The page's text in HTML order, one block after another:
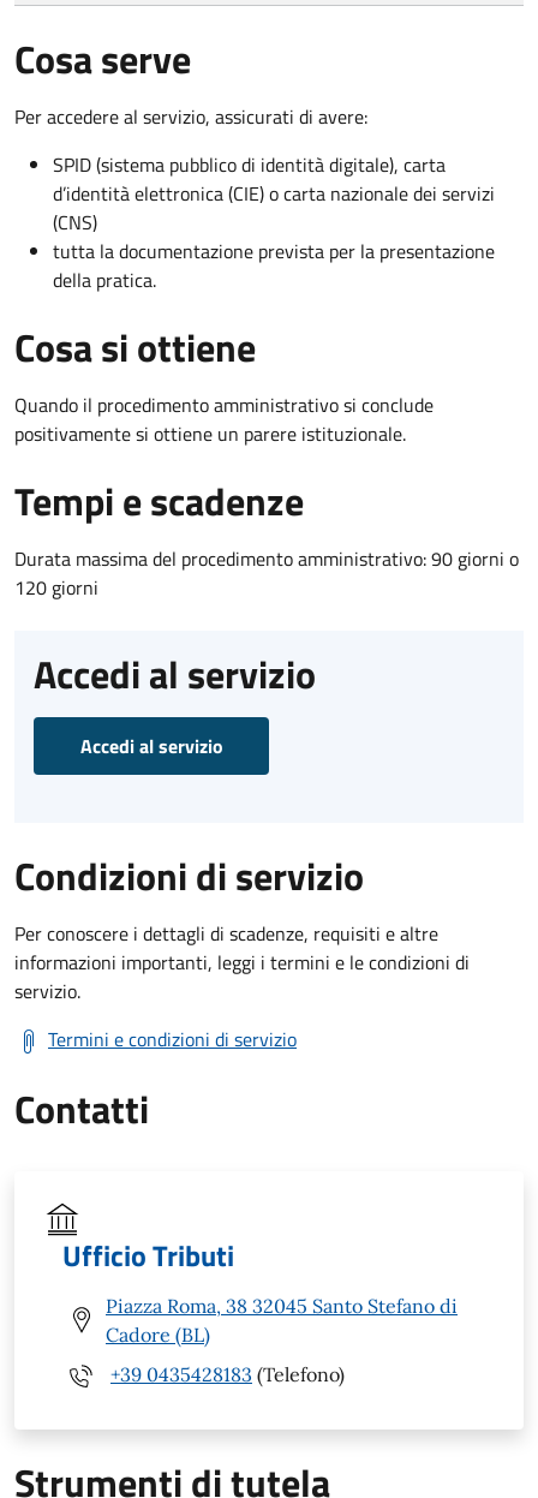
Cosa serve
Per accedere al servizio, assicurati di avere:
SPID (sistema pubblico di identità digitale), carta
d’identità elettronica (CIE) o carta nazionale dei servizi
(CNS)
tutta la documentazione prevista per la presentazione
della pratica.
Cosa si ottiene
Quando il procedimento amministrativo si conclude
positivamente si ottiene un parere istituzionale.
Tempi e scadenze
Durata massima del procedimento amministrativo: 90 giorni o
120 giorni
Accedi al servizio
Accedi al servizio
Condizioni di servizio
Per conoscere i dettagli di scadenze, requisiti e altre
informazioni importanti, leggi i termini e le condizioni di
servizio.
Termini e condizioni di servizio
Contatti
Ufficio Tributi
Piazza Roma, 38 32045 Santo Stefano di
Cadore (BL)
+39 0435428183 (Telefono)
Strumenti di tutela